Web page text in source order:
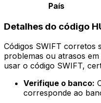
País
Detalhes do código
Códigos SWIFT corretos
problemas ou atrasos
usar o código SWIFT,
Verifique o banco:
corresponde ao